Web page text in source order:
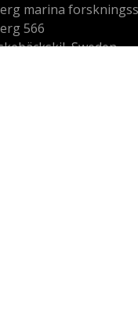
marina
566
Sweden